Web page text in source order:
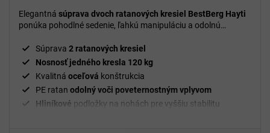
Elegantná súprava dvoch ratanových kresiel BestBerg Hayti
ponúka pohodlné sedenie, ľahkú manipuláciu a odolnú
Súprava 2 ratanových kresiel
Nosnosť jedného kresla 120 kg
Kvalitná oceľová konštrukcia
PE ratan odolný voči poveternostným vplyvom
Hliníkové podložky na nohách pre vyššiu stabilitu